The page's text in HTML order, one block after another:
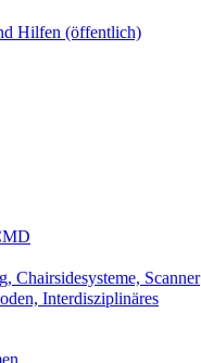
Hilfen (öffentlich)
Scanner
Interdisziplinäres